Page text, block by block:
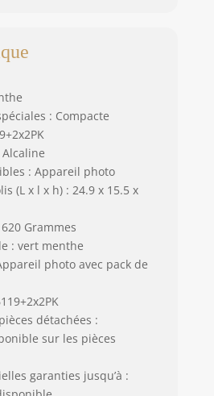
: Compacte
: Appareil photo
(L x l x h) : 24.9 x 15.5 x
Grammes
: vert menthe
photo avec pack de
détachées :
sur les pièces
garanties jusqu’à :